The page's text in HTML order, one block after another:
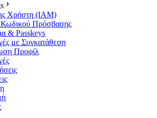
Χρήστη (IAM)
Πρόσβασης
& Passkeys
με Συγκατάθεση
Προφίλ